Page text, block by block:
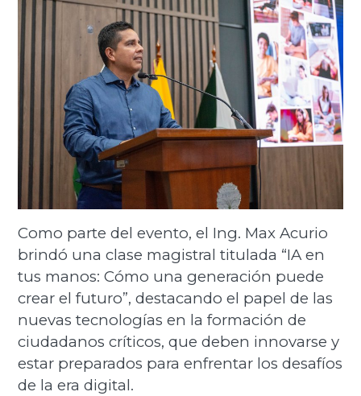
Como parte del evento, el Ing. Max Acurio
brindó una clase magistral titulada “IA en
tus manos: Cómo una generación puede
crear el futuro”, destacando el papel de las
nuevas tecnologías en la formación de
ciudadanos críticos, que deben innovarse y
estar preparados para enfrentar los desafíos
de la era digital.